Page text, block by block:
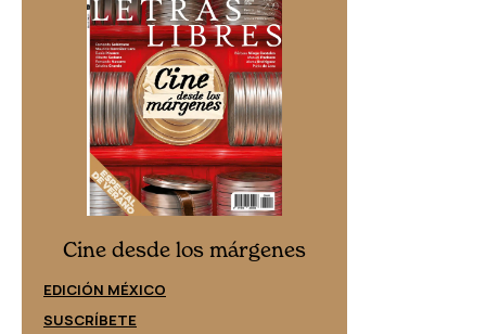
Cine desde los márgenes
EDICIÓN MÉXICO
SUSCRÍBETE